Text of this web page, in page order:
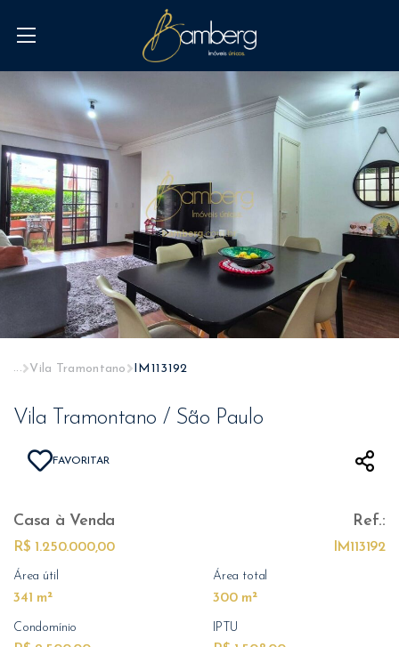
... Vila Tramontano IM113192
Vila Tramontano / São Paulo
FAVORITAR
Casa à Venda
R$ 1.250.000,00
Ref.:
IM113192
Área útil
341 m²
Área total
300 m²
Condomínio IPTU